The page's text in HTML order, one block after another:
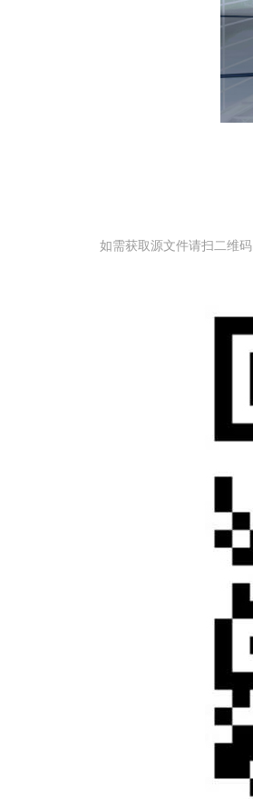
如需获取源文件请扫二维码